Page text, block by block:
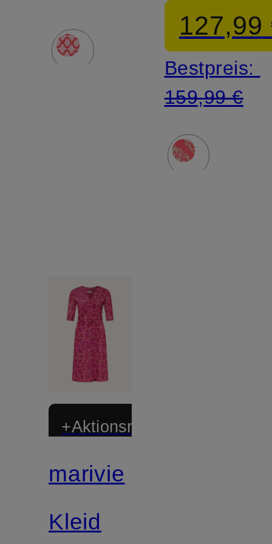
MONEY!
127,99
Bestpreis:
159,99 €
+Aktionsrabatt
marivie
Kleid